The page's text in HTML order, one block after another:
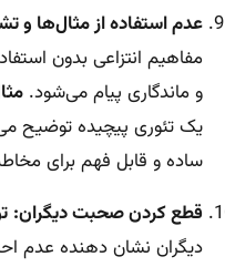
عدم استفاده از مثال‌ها و
مفاهیم انتزاعی بدون
و ماندگاری پیام می‌شود.
یک تئوری پیچیده توضیح
ساده و قابل فهم برای
قطع کردن صحبت دیگران:
دیگران نشان دهنده عدم